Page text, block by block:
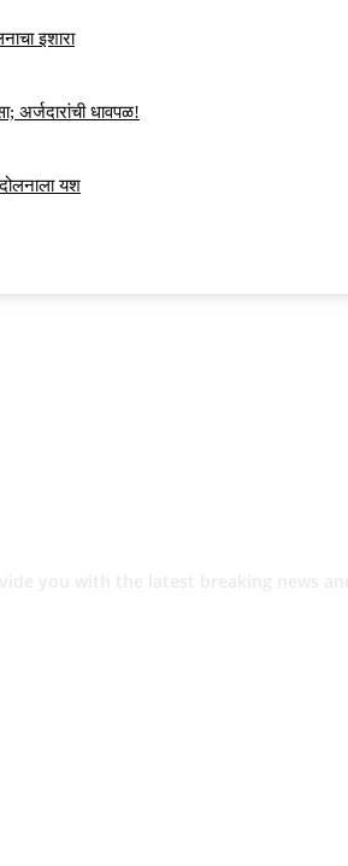
इशारा
अर्जदारांची धावपळ!
यश